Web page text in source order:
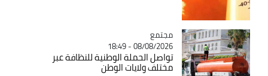
Catégorie
مجتمع
08/08/2026 - 18:49
تواصل الحملة الوطنية للنظافة عبر
مختلف ولايات الوطن